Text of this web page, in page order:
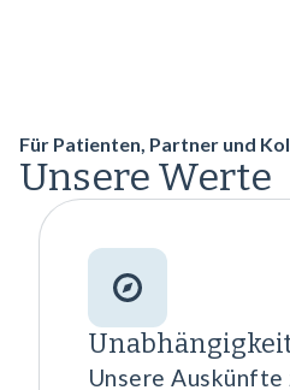
Für Patienten, Partner und
Unsere Werte
Unsere Auskünfte